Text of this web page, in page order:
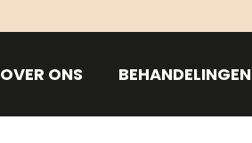
OVER ONS BEHANDELINGEN